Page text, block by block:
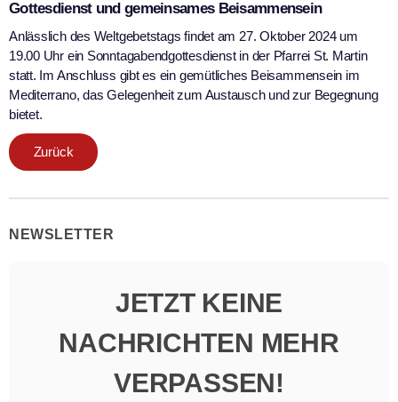
Gottesdienst und gemeinsames Beisammensein
Anlässlich des Weltgebetstags findet am 27. Oktober 2024 um
19.00 Uhr ein Sonntagabendgottesdienst in der Pfarrei St. Martin
statt. Im Anschluss gibt es ein gemütliches Beisammensein im
Mediterrano, das Gelegenheit zum Austausch und zur Begegnung
bietet.
Zurück
NEWSLETTER
JETZT KEINE
NACHRICHTEN MEHR
VERPASSEN!